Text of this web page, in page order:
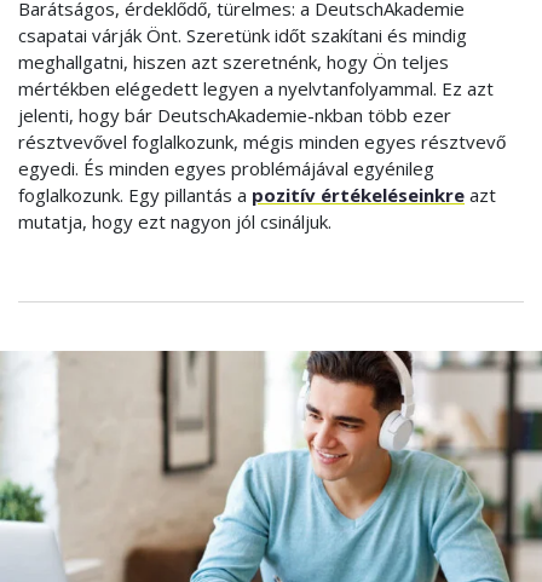
Barátságos, érdeklődő, türelmes: a DeutschAkademie
csapatai várják Önt. Szeretünk időt szakítani és mindig
meghallgatni, hiszen azt szeretnénk, hogy Ön teljes
mértékben elégedett legyen a nyelvtanfolyammal. Ez azt
jelenti, hogy bár DeutschAkademie-nkban több ezer
résztvevővel foglalkozunk, mégis minden egyes résztvevő
egyedi. És minden egyes problémájával egyénileg
foglalkozunk. Egy pillantás a pozitív értékeléseinkre azt
mutatja, hogy ezt nagyon jól csináljuk.